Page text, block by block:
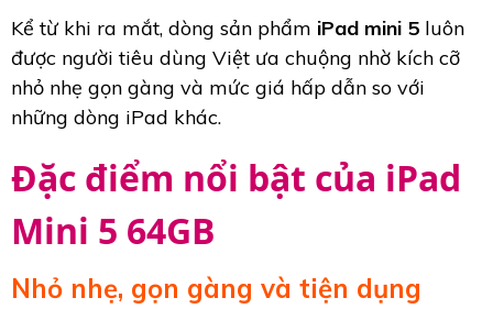
Kể từ khi ra mắt, dòng sản phẩm iPad mini 5 luôn
được người tiêu dùng Việt ưa chuộng nhờ kích cỡ
nhỏ nhẹ gọn gàng và mức giá hấp dẫn so với
những dòng iPad khác.
Đặc điểm nổi bật của iPad
Mini 5 64GB
Nhỏ nhẹ, gọn gàng và tiện dụng